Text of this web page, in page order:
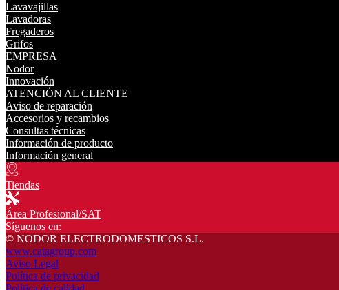
Lavavajillas
Lavadoras
Fregaderos
Grifos
EMPRESA
Nodor
Innovación
ATENCIÓN AL CLIENTE
Aviso de reparación
Accesorios y recambios
Consultas técnicas
Información de producto
Información general
Tiendas
Área Profesional/SAT
Síguenos en:
© NODOR ELECTRODOMESTICOS S.L.
www.catagroup.com
Aviso Legal
Política de privacidad